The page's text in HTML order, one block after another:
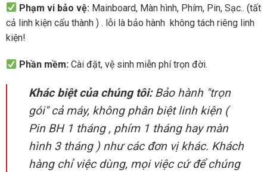
Phạm vi bảo vệ: Mainboard, Màn hình, Phím, Pin, Sạc.. (tất
cả linh kiện cấu thành ) . lỗi là bảo hành không tách riêng linh
kiện!
Phần mềm: Cài đặt, vệ sinh miễn phí trọn đời.
Khác biệt của chúng tôi:Bảo hành "trọn
gói" cả máy, không phân biệt linh kiện (
Pin BH 1 tháng , phím 1 tháng hay màn
hình 3 tháng ) như các đơn vị khác. Khách
hàng chỉ việc dùng, mọi việc cứ để chúng